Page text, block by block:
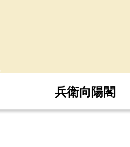
兵衛向陽閣